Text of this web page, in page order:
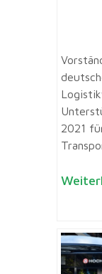
2021